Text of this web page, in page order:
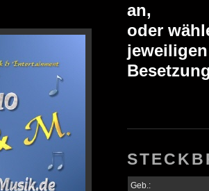
an,
oder
jeweiligen
Geb.: